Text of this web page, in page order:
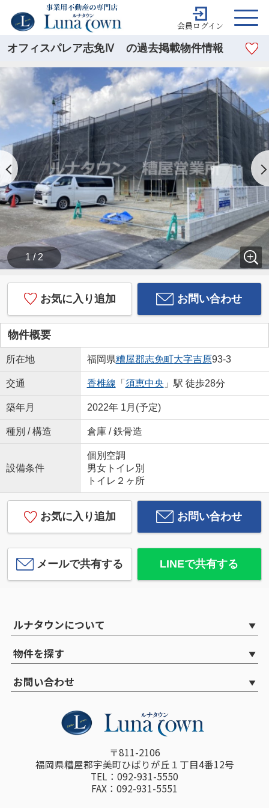
会員ログイン
オフィスパレア志免Ⅳ の過去掲載物件情報
1 / 2
お気に入り追加 お問い合わせ
物件概要
所在地 福岡県糟屋郡志免町大字吉原93-3
交通 香椎線 「 須恵中央 」駅 徒歩28分
築年月 2022年 1月(予定)
種別 / 構造 倉庫 / 鉄骨造
設備条件
個別空調
男女トイレ別
トイレ２ヶ所
お気に入り追加 お問い合わせ
メールで共有する LINEで共有する
ルナタウンについて
物件を探す
お問い合わせ
〒811-2106
福岡県糟屋郡宇美町ひばりが丘１丁目4番12号
TEL：092-931-5550
FAX：092-931-5551